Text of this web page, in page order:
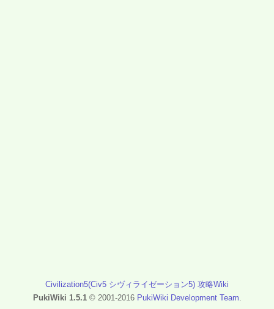
Civilization5(Civ5 シヴィライゼーション5) 攻略Wiki
PukiWiki 1.5.1© 2001-2016 PukiWiki Development Team.